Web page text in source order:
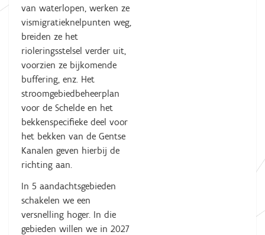
van waterlopen, werken ze
vismigratieknelpunten weg,
breiden ze het
rioleringsstelsel verder uit,
voorzien ze bijkomende
buffering, enz. Het
stroomgebiedbeheerplan
voor de Schelde en het
bekkenspecifieke deel voor
het bekken van de Gentse
Kanalen geven hierbij de
richting aan.
In 5 aandachtsgebieden
schakelen we een
versnelling hoger. In die
gebieden willen we in 2027